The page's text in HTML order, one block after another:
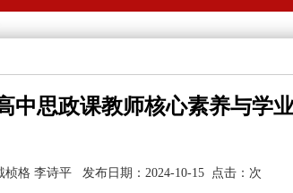
思政课教师核心素养与学
桢格 李诗平 发布日期：2024-10-15 点击： 次